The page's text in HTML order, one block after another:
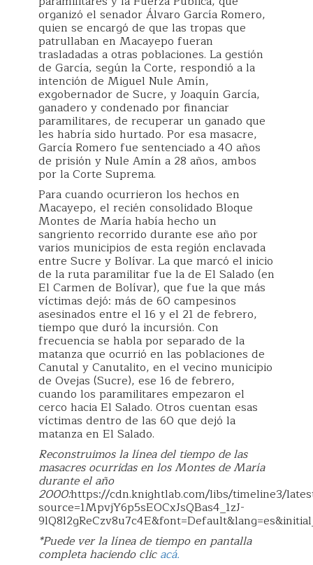
organizó el senador Álvaro García Romero,
quien se encargó de que las tropas que
patrullaban en Macayepo fueran
trasladadas a otras poblaciones. La gestión
de García, según la Corte, respondió a la
intención de Miguel Nule Amín,
exgobernador de Sucre, y Joaquín García,
ganadero y condenado por financiar
paramilitares, de recuperar un ganado que
les habría sido hurtado. Por esa masacre,
García Romero fue sentenciado a 40 años
de prisión y Nule Amín a 28 años, ambos
por la Corte Suprema.
Para cuando ocurrieron los hechos en
Macayepo, el recién consolidado Bloque
Montes de María había hecho un
sangriento recorrido durante ese año por
varios municipios de esta región enclavada
entre Sucre y Bolívar. La que marcó el inicio
de la ruta paramilitar fue la de El Salado (en
El Carmen de Bolívar), que fue la que más
víctimas dejó: más de 60 campesinos
asesinados entre el 16 y el 21 de febrero,
tiempo que duró la incursión. Con
frecuencia se habla por separado de la
matanza que ocurrió en las poblaciones de
Canutal y Canutalito, en el vecino municipio
de Ovejas (Sucre), ese 16 de febrero,
cuando los paramilitares empezaron el
cerco hacia El Salado. Otros cuentan esas
víctimas dentro de las 60 que dejó la
matanza en El Salado.
Reconstruimos la línea del tiempo de las
masacres ocurridas en los Montes de María
durante el año
2000:https://cdn.knightlab.com/libs/timeline3/
source=1MpvjY6p5sEOCxJsQBas4_1zJ-
*Puede ver la línea de tiempo en pantalla
completa haciendo clicacá.